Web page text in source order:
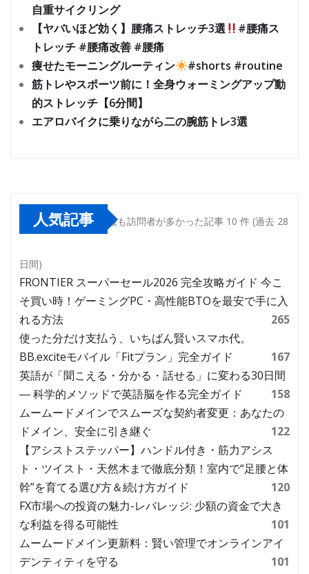
自重サイクリング
【ヤバいほど効く】腰痛ストレッチ3選
#腰痛ス
トレッチ #腰痛改善 #腰痛
痩せたモーニングルーティン
#shorts #routine
筋トレやスポーツ前に！全身ウォーミングアップ動
的ストレッチ【6分間】
エアロバイクに乗りながら二の腕筋トレ3選
人気記事 最も訪問者が多かった記事 10 件 (過去 28
日間)
FRONTIER スーパーセール2026 完全攻略ガイド 今こ
そ買い時！ゲーミングPC・高性能BTOを最安で手に入
れる方法
265
使った分だけ支払う、いちばん賢いスマホ代。
BB.exciteモバイル「Fitプラン」完全ガイド
167
英語が「聞こえる・分かる・話せる」に変わる30日間
― 科学的メソッドで英語脳を作る完全ガイド
158
ムームードメインでスムーズな契約者変更：あなたの
ドメイン、安全に引き継ぐ
122
【アシストステッパー】ハンドル付き・筋力アシス
ト・ツイスト・天然木まで徹底分類！室内で“足腰と体
幹”を育てる選び方＆続け方ガイド
120
FX市場への投資の魅力-レバレッジ: 少額の資金で大き
な利益を得る可能性
101
ムームードメイン更新料：賢い管理でオンラインアイ
デンティティを守る
101